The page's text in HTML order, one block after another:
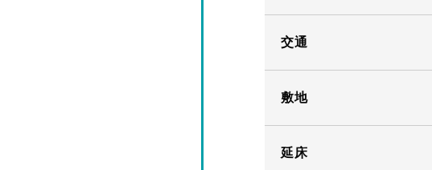
交通
敷地
延床